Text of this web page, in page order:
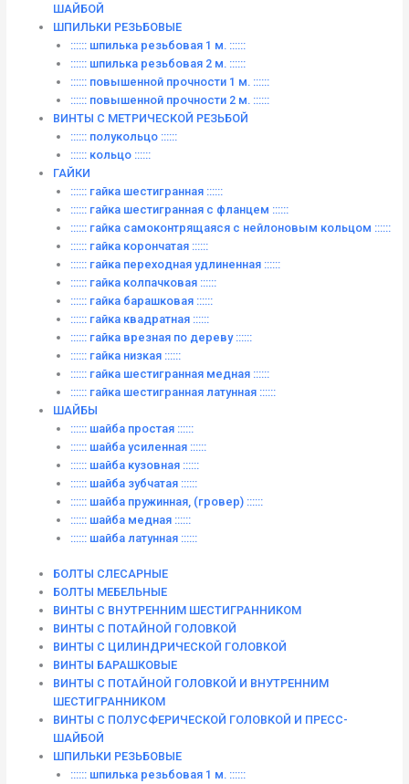
ШАЙБОЙ
ШПИЛЬКИ РЕЗЬБОВЫЕ
:::::: шпилька резьбовая 1 м. ::::::
:::::: шпилька резьбовая 2 м. ::::::
:::::: повышенной прочности 1 м. ::::::
:::::: повышенной прочности 2 м. ::::::
ВИНТЫ C МЕТРИЧЕСКОЙ РЕЗЬБОЙ
:::::: полукольцо ::::::
:::::: кольцо ::::::
ГАЙКИ
:::::: гайка шестигранная ::::::
:::::: гайка шестигранная с фланцем ::::::
:::::: гайка самоконтрящаяся с нейлоновым кольцом ::::::
:::::: гайка корончатая ::::::
:::::: гайка переходная удлиненная ::::::
:::::: гайка колпачковая ::::::
:::::: гайка барашковая ::::::
:::::: гайка квадратная ::::::
:::::: гайка врезная по дереву ::::::
:::::: гайка низкая ::::::
:::::: гайка шестигранная медная ::::::
:::::: гайка шестигранная латунная ::::::
ШАЙБЫ
:::::: шайба простая ::::::
:::::: шайба усиленная ::::::
:::::: шайба кузовная ::::::
:::::: шайба зубчатая ::::::
:::::: шайба пружинная, (гровер) ::::::
:::::: шайба медная ::::::
:::::: шайба латунная ::::::
БОЛТЫ СЛЕСАРНЫЕ
БОЛТЫ МЕБЕЛЬНЫЕ
ВИНТЫ С ВНУТРЕННИМ ШЕСТИГРАННИКОМ
ВИНТЫ С ПОТАЙНОЙ ГОЛОВКОЙ
ВИНТЫ С ЦИЛИНДРИЧЕСКОЙ ГОЛОВКОЙ
ВИНТЫ БАРАШКОВЫЕ
ВИНТЫ С ПОТАЙНОЙ ГОЛОВКОЙ И ВНУТРЕННИМ
ШЕСТИГРАННИКОМ
ВИНТЫ С ПОЛУСФЕРИЧЕСКОЙ ГОЛОВКОЙ И ПРЕСС-
ШАЙБОЙ
ШПИЛЬКИ РЕЗЬБОВЫЕ
:::::: шпилька резьбовая 1 м. ::::::